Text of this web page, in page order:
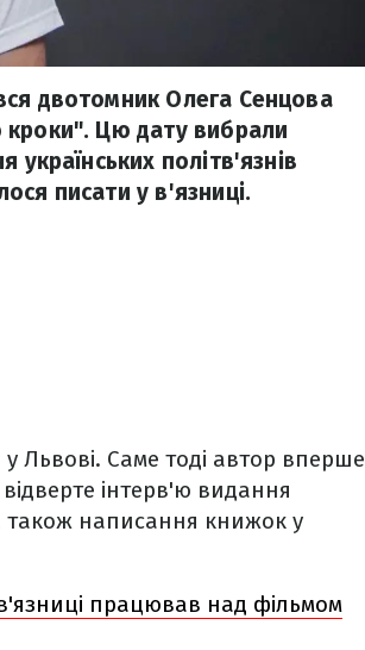
двотомник Олега Сенцова
кроки". Цю дату вибрали
українських політв'язнів
писати у в'язниці.
Львові. Саме тоді автор вперше
інтерв'ю видання
також написання книжок у
працював над фільмом